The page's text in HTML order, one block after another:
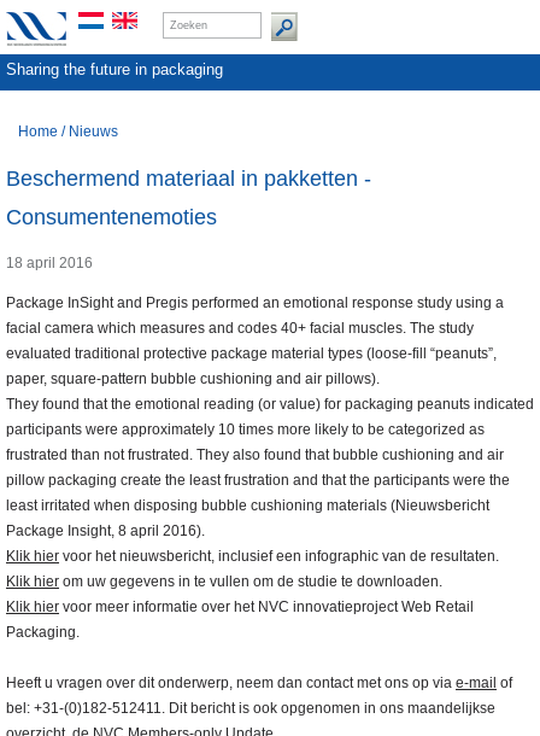
Sharing the future in packaging
Home / Nieuws
Beschermend materiaal in pakketten -
Consumentenemoties
18 april 2016
Package InSight and Pregis performed an emotional response study using a
facial camera which measures and codes 40+ facial muscles. The study
evaluated traditional protective package material types (loose-fill “peanuts”,
paper, square-pattern bubble cushioning and air pillows).
They found that the emotional reading (or value) for packaging peanuts indicated
participants were approximately 10 times more likely to be categorized as
frustrated than not frustrated. They also found that bubble cushioning and air
pillow packaging create the least frustration and that the participants were the
least irritated when disposing bubble cushioning materials (Nieuwsbericht
Package Insight, 8 april 2016).
Klik hier voor het nieuwsbericht, inclusief een infographic van de resultaten.
Klik hier om uw gegevens in te vullen om de studie te downloaden.
Klik hier voor meer informatie over het NVC innovatieproject Web Retail
Packaging.
Heeft u vragen over dit onderwerp, neem dan contact met ons op via e-mail of
bel: +31-(0)182-512411. Dit bericht is ook opgenomen in ons maandelijkse